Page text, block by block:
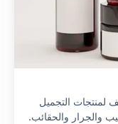
لمنتجات التجميل
والجرار والحقائب.